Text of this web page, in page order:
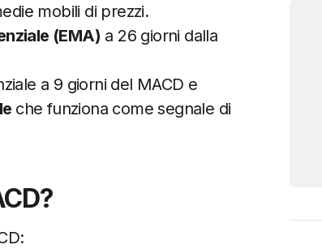
mobili di prezzi.
(EMA) a 26 giorni dalla
a 9 giorni del MACD e
che funziona come segnale di